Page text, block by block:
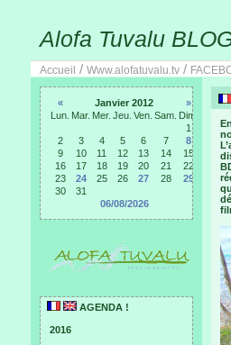
Alofa Tuvalu
Accueil / Www.alofatuvalu.tv /
« Janvier 2012
»
Lun. Mar. Mer. Jeu. Ven. Sam. Dim.
1
2
3 4 5 6 7
8
9
10 11 12 13 14
15
16
17 18 19 20 21
22
23
24 25 26 27 28
29
30
31
06/08/2026
AGENDA !
2016